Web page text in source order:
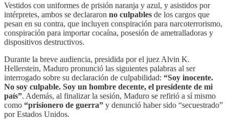
Vestidos con uniformes de prisión naranja y azul, y asistidos por
intérpretes, ambos se declararon no culpables de los cargos que
pesan en su contra, que incluyen conspiración para narcoterrorismo,
conspiración para importar cocaína, posesión de ametralladoras y
dispositivos destructivos.
Durante la breve audiencia, presidida por el juez Alvin K.
Hellerstein, Maduro pronunció las siguientes palabras al ser
interrogado sobre su declaración de culpabilidad: “Soy inocente.
No soy culpable. Soy un hombre decente, el presidente de mi
país”. Además, al finalizar la sesión, Maduro se refirió a sí mismo
como “prisionero de guerra” y denunció haber sido “secuestrado”
por Estados Unidos.